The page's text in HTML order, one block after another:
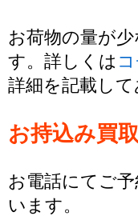
お荷物の量が
す。詳しくは
詳細を記載し
お持込み買
お電話にてご
います。